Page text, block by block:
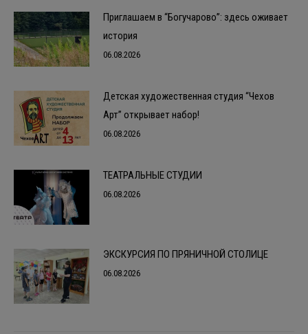
Приглашаем в “Богучарово”: здесь оживает
история
06.08.2026
Детская художественная студия “Чехов
Арт” открывает набор!
06.08.2026
ТЕАТРАЛЬНЫЕ СТУДИИ
06.08.2026
ЭКСКУРСИЯ ПО ПРЯНИЧНОЙ СТОЛИЦЕ
06.08.2026